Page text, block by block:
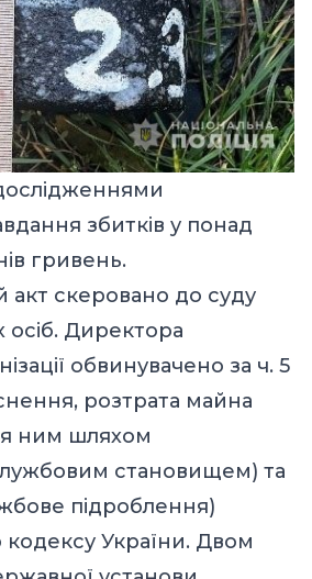
збитків у понад
гривень.
акт скеровано до суду
осіб. Директора
обвинувачено за ч. 5
розтрата майна
ним шляхом
становищем) та
підроблення)
кодексу України. Двом